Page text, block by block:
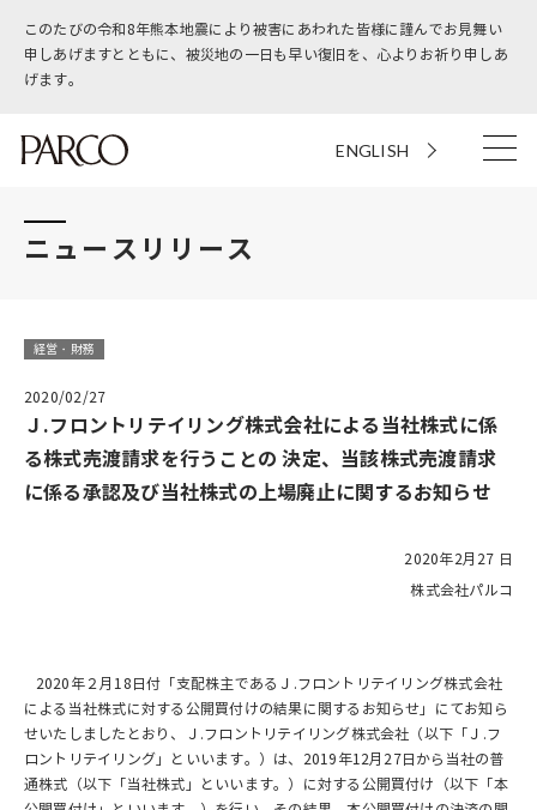
このたびの令和8年熊本地震により被害にあわれた皆様に謹んでお見舞い
申しあげますとともに、被災地の一日も早い復旧を、心よりお祈り申しあ
げます。
ENGLISH
ニュースリリース
経営・財務
2020/02/27
Ｊ.フロントリテイリング株式会社による当社株式に係
る株式売渡請求を行うことの 決定、当該株式売渡請求
に係る承認及び当社株式の上場廃止に関するお知らせ
2020年2月27 日
株式会社パルコ
2020年２月18日付「支配株主であるＪ.フロントリテイリング株式会社
による当社株式に対する公開買付けの結果に関するお知らせ」にてお知ら
せいたしましたとおり、Ｊ.フロントリテイリング株式会社（以下「Ｊ.フ
ロントリテイリング」といいます。）は、2019年12月27日から当社の普
通株式（以下「当社株式」といいます。）に対する公開買付け（以下「本